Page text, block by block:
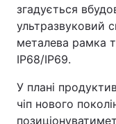
згадується
ультразвуковий
металева рамка
IP68/IP69.
У плані
чіп нового